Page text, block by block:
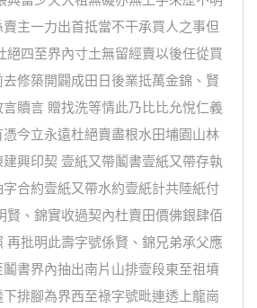
主一力出首抵當不干承買人之事但
絕四至界內寸土無留經賣以後任從買
修築開闢成田日後業抵萬金錦、賢
贖言 贈找洗等情此乃比比允悅仁義
今立永遠杜絕賣盡根水田埔園山林
興印契 壹紙又帶鬮書壹紙又帶存執
合約壹紙又帶水約壹紙計共陸紙付
賢、錦實收過契內杜賣田價佛銀肆佰
再批明此壽字號係賢、錦兄弟承父應
書界內抽出南片山排壹段東至祖墳
排腳為界西至祿字號毗連透上龍崗